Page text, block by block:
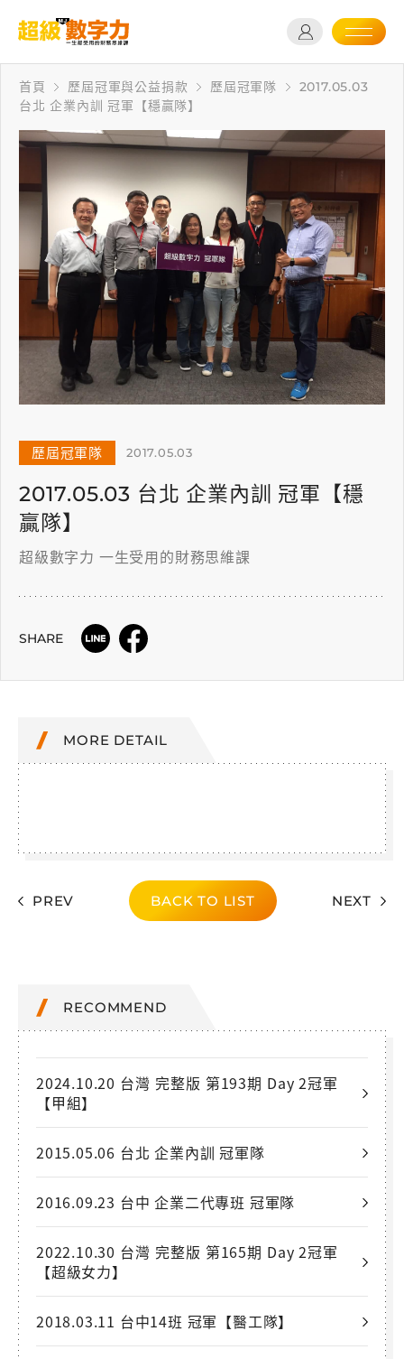
首頁 歷屆冠軍與公益捐款 歷屆冠軍隊
2017.05.03
台北 企業內訓 冠軍【穩贏隊】
歷屆冠軍隊 2017.05.03
2017.05.03 台北 企業內訓 冠軍【穩
贏隊】
超級數字力 一生受用的財務思維課
SHARE
MORE DETAIL
PREV BACK TO LIST NEXT
RECOMMEND
2024.10.20 台灣 完整版 第193期 Day 2冠軍
【甲組】
2015.05.06 台北 企業內訓 冠軍隊
2016.09.23 台中 企業二代專班 冠軍隊
2022.10.30 台灣 完整版 第165期 Day 2冠軍
【超級女力】
2018.03.11 台中14班 冠軍【醫工隊】